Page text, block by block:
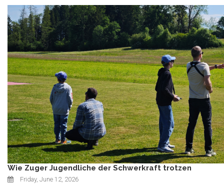
Wie Zuger Jugendliche der Schwerkraft trotzen
Friday, June 12, 2026